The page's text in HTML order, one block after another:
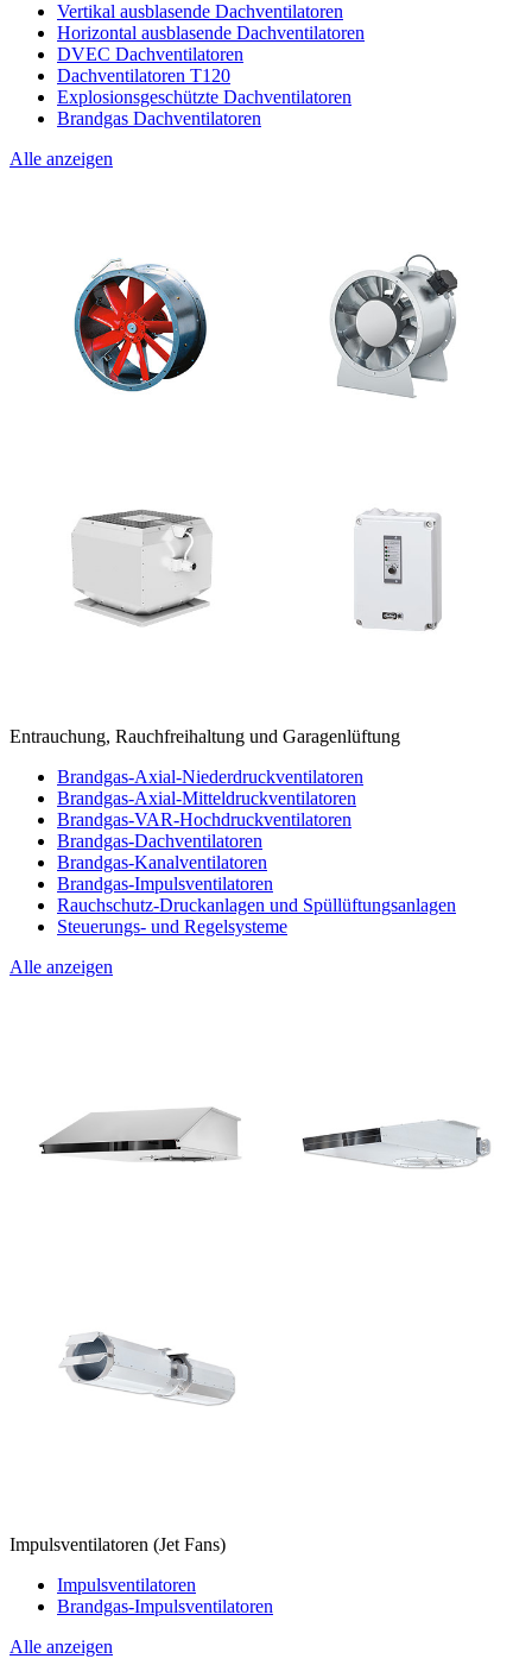
Vertikal ausblasende Dachventilatoren
Horizontal ausblasende Dachventilatoren
DVEC Dachventilatoren
Dachventilatoren T120
Explosionsgeschützte Dachventilatoren
Brandgas Dachventilatoren
Alle anzeigen
Entrauchung, Rauchfreihaltung und Garagenlüftung
Brandgas-Axial-Niederdruckventilatoren
Brandgas-Axial-Mitteldruckventilatoren
Brandgas-VAR-Hochdruckventilatoren
Brandgas-Dachventilatoren
Brandgas-Kanalventilatoren
Brandgas-Impulsventilatoren
Rauchschutz-Druckanlagen und Spüllüftungsanlagen
Steuerungs- und Regelsysteme
Alle anzeigen
Impulsventilatoren (Jet Fans)
Impulsventilatoren
Brandgas-Impulsventilatoren
Alle anzeigen